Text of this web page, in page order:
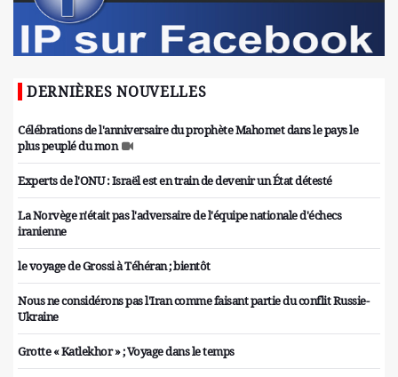
DERNIÈRES NOUVELLES
Célébrations de l'anniversaire du prophète Mahomet dans le pays le
plus peuplé du mon
Experts de l'ONU : Israël est en train de devenir un État détesté
La Norvège n'était pas l'adversaire de l'équipe nationale d'échecs
iranienne
le voyage de Grossi à Téhéran ; bientôt
Nous ne considérons pas l'Iran comme faisant partie du conflit Russie-
Ukraine
Grotte « Katlekhor » ; Voyage dans le temps